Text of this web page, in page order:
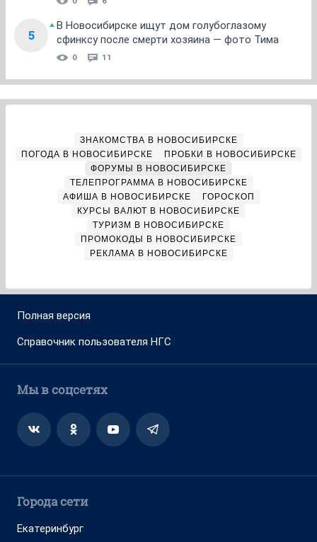
5
В Новосибирске ищут дом голубоглазому
сфинксу после смерти хозяина — фото Тима
0 11
ЗНАКОМСТВА В НОВОСИБИРСКЕ
ПОГОДА В НОВОСИБИРСКЕ
ПРОБКИ В НОВОСИБИРСКЕ
ФОРУМЫ В НОВОСИБИРСКЕ
ТЕЛЕПРОГРАММА В НОВОСИБИРСКЕ
АФИША В НОВОСИБИРСКЕ
ГОРОСКОП
КУРСЫ ВАЛЮТ В НОВОСИБИРСКЕ
ТУРИЗМ В НОВОСИБИРСКЕ
ПРОМОКОДЫ В НОВОСИБИРСКЕ
РЕКЛАМА В НОВОСИБИРСКЕ
Полная версия
Справочник пользователя НГС
Мы в соцсетях
Города сети
Екатеринбург